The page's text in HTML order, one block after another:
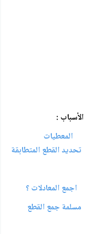
:
المعطيات
تحديد القطع المتطابقة
اجمع المعادلات ؟
مسلمة جمع القطع